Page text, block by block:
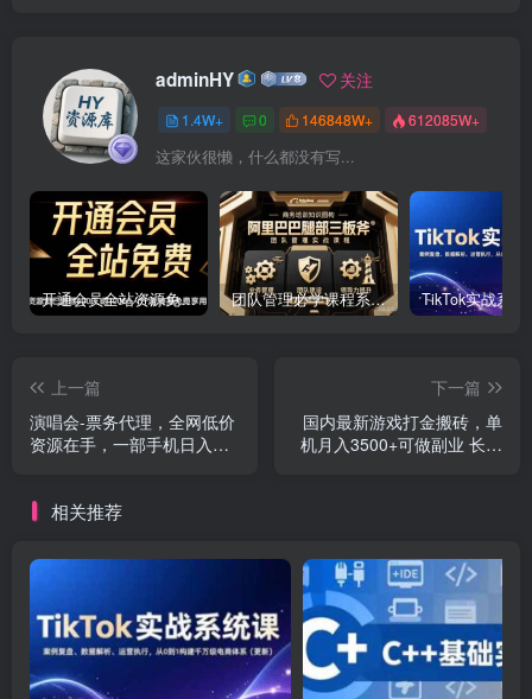
adminHY 关注
1.4W+ 0 146848W+ 612085W+
这家伙很懒，什么都没有写...
开通会员全站资源免费下载 开通VIP会员 HY资源库 团队管理必学课程系列，阿里巴巴“腿部三板斧”
上一篇
演唱会-票务代理，全网低价
资源在手，一部手机日入两
下一篇
国内最新游戏打金搬砖，单
机月入3500+可做副业 长期
相关推荐